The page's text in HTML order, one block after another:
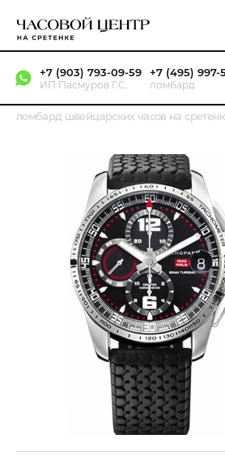
+7 (903) 793-09-59
ИП Пасмуров Г.С.
+7 (495) 997-
ломбард
ломбард швейцарских часов на